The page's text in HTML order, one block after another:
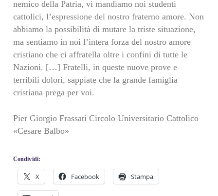
nemico della Patria, vi mandiamo noi studenti
cattolici, l’espressione del nostro fraterno amore. Non
abbiamo la possibilità di mutare la triste situazione,
ma sentiamo in noi l’intera forza del nostro amore
cristiano che ci affratella oltre i confini di tutte le
Nazioni. […] Fratelli, in queste nuove prove e
terribili dolori, sappiate che la grande famiglia
cristiana prega per voi.
Pier Giorgio Frassati Circolo Universitario Cattolico
«Cesare Balbo»
Condividi:
X Facebook Stampa